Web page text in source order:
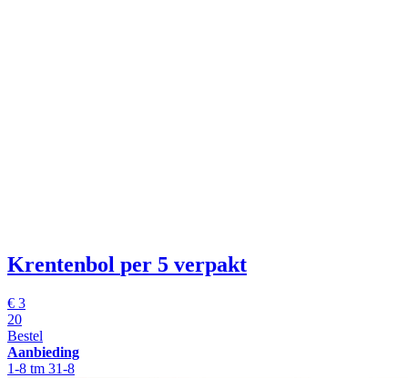
Krentenbol per 5 verpakt
€ 3
20
Bestel
Aanbieding
1-8 tm 31-8